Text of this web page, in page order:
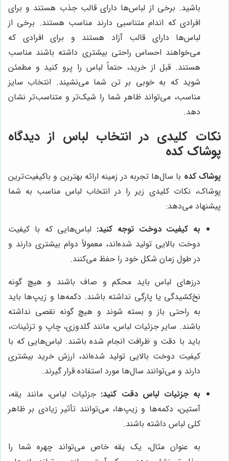
باشید. برخی از لباس‌ها دارای قالب جذب هستند و برای
افرادی که اندام متناسبی دارند مناسب هستند. برخی از
لباس‌ها دارای قالب آزاد هستند و برای افرادی که
می‌خواهند احساس راحتی بیشتری داشته باشند مناسب
هستند. قبل از خرید، حتماً لباس را پرو کنید و مطمئن
شوید که به خوبی بر تن شما می‌نشیند. انتخاب سایز
مناسب، می‌تواند ظاهر شما را شیک‌تر و متناسب‌تر نشان
دهد.
نکات کلیدی در انتخاب لباس از دیدگاه
پوشاک کده
پوشاک کده با سال‌ها تجربه در زمینه ارائه بهترین و باکیفیت‌ترین
پوشاک، نکات کلیدی زیر را در انتخاب لباس مناسب به شما
پیشنهاد می‌دهد:
به کیفیت دوخت توجه کنید: لباس‌هایی که با کیفیت
دوخت بالایی تولید شده‌اند، معمولاً دوام بیشتری دارند و
در طول زمان شکل خود را حفظ می‌کنند.
درزهای لباس باید محکم و صاف باشند و هیچ گونه
نخ‌کشیدگی یا پارگی نداشته باشند. دکمه‌ها و زیپ‌ها باید
به راحتی باز و بسته شوند و هیچ گونه نقصی نداشته
باشند. سایر جزئیات لباس، مانند گلدوزی، چاپ و تزئینات،
باید با دقت و ظرافت انجام شده باشند. لباس‌هایی که با
کیفیت دوخت بالایی تولید شده‌اند، ارزش خرید بیشتری
دارند و می‌توانند سال‌ها مورد استفاده قرار گیرند.
به جزئیات لباس دقت کنید: جزئیات لباس، مانند یقه،
آستین، دکمه‌ها و زیپ‌ها، می‌توانند تأثیر زیادی بر ظاهر
کلی لباس داشته باشند.
به عنوان مثال، یک یقه خاص می‌تواند چهره شما را